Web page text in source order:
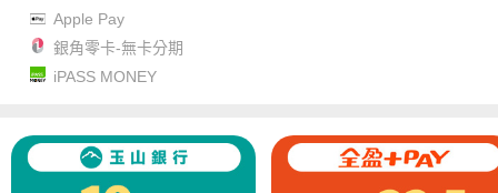
Apple Pay
銀角零卡-無卡分期
iPASS MONEY